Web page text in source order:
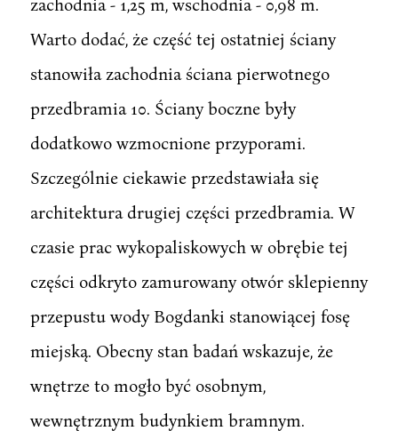
Warto dodać, że część tej ostatniej ściany
stanowiła zachodnia ściana pierwotnego
przedbramia 10. Ściany boczne były
dodatkowo wzmocnione przyporami.
Szczególnie ciekawie przedstawiała się
architektura drugiej części przedbramia. W
czasie prac wykopaliskowych w obrębie tej
części odkryto zamurowany otwór sklepienny
przepustu wody Bogdanki stanowiącej fosę
miejską. Obecny stan badań wskazuje, że
wnętrze to mogło być osobnym,
wewnętrznym budynkiem bramnym.